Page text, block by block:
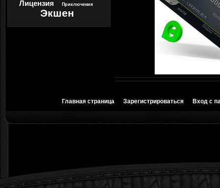
Лицензия Приключения
Экшен
Главная страница Зарегистрироваться Вход с